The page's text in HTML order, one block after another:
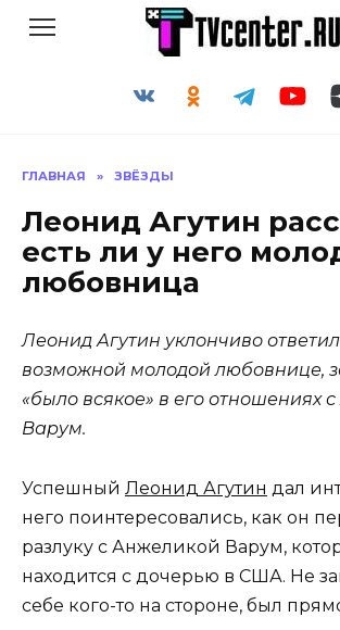
ГЛАВНАЯ » ЗВЁЗДЫ
Леонид Агутин
есть ли у него
любовница
Леонид Агутин уклончиво
возможной молодой любовнице,
«было всякое» в его отношениях
Варум.
Успешный Леонид Агутин дал
него поинтересовались, как он
разлуку с Анжеликой Варум,
находится с дочерью в США. Не
себе кого-то на стороне, был